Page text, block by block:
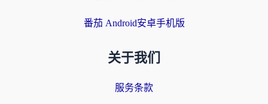
番茄 Android安卓手机版
关于我们
服务条款